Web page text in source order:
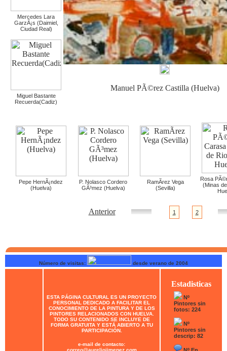
Manuel PÃ©rez Castilla (Huelva)
Mercedes Lara
GarzÃ¡s (Daimiel,
Ciudad Real)
Miguel Bastante
Recuerda(Cadiz)
Pepe HernÃ¡ndez
(Huelva)
P. Nolasco Cordero
GÃ³mez (Huelva)
RamÃ­rez Vega
(Sevilla)
Rosa
(Minas
Anterior 1 2
Número de visitas: desde verano de 2004
ESTA PÁGINA CULTURAL ES UN PROYECTO
PERSONAL DEDICADO A FACILITAR EL
CONOCIMIENTO DE LA PINTURA Y DE LOS
PINTORES RELACIONADOS CON HUELVA.
TODO SU CONTENIDO SE INCLUYE DE
FORMA GRATUITA Y ESTÁ ABIERTO A TU
PARTICIPACIÓN.
e-mail de contacto:
correo@aureliojimenez.com
Estadisticas
Nº
Pintores sin
fotos: 224
Nº
Pintores sin
descrip: 82